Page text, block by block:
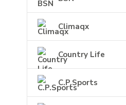
Climaqx
Country Life
C.P.Sports